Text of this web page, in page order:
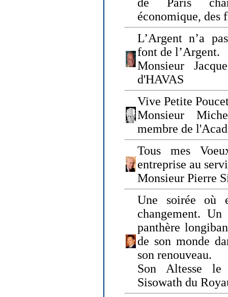
économique, des
L’Argent n’a
font de l’Argent.
Monsieur
d'HAVAS
Vive Petite
Monsieur
membre de
Tous mes
entreprise au
Monsieur Pierre
Une soirée où
changement.
panthère
de son monde
son renouveau.
Son Altesse le
Sisowath du